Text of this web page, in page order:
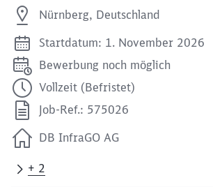
Nürnberg, Deutschland
Startdatum: 1. November 2026
Bewerbung noch möglich
Vollzeit (Befristet)
Job-Ref.: 575026
DB InfraGO AG
+ 2